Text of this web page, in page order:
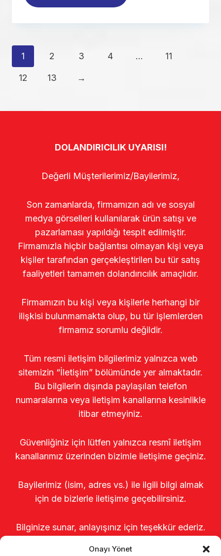
Onayı Yönet
1 2 3 4 … 11
12 13 →
DOLANDIRICILIK UYARISI!
Değerli Müşterilerimiz/Bayilerimiz,
Son zamanlarda, firmamızın adı ve sosyal
medya görselleri kullanılarak ürün satışı ve
pazarlaması yapıldığı tespit edilmiştir.
Firmamızla hiçbir bağlantısı olmayan kişi veya
kişiler tarafından gerçekleştirilen bu tür satış
faaliyetleri tamamen dolandırıcılık amaçlıdır.
Firmamızın bu kişi veya kişilerle herhangi bir
ilişkisi bulunmamakta olup, bu tür işlemlerden
firmamız sorumlu değildir.
Tüm resmi iletişim bilgilerimiz yalnızca web
sitemizin “İletişim” bölümünde yer almaktadır.
Bu bilgilerin dışında paylaşılan telefon
numaralarına veya iletişim kanallarına kesinlikle
itibar etmeyiniz.
Güvenliğiniz için lütfen yalnızca resmî iletişim
kanallarımız üzerinden bizimle iletişime geçiniz.
Bayilerimiz (isim, adres vs.) ile ilgili bilgi almak
için de bizlerle iletişime geçebilirsiniz.
Bilginize sunar, anlayışınız için teşekkür ederiz.